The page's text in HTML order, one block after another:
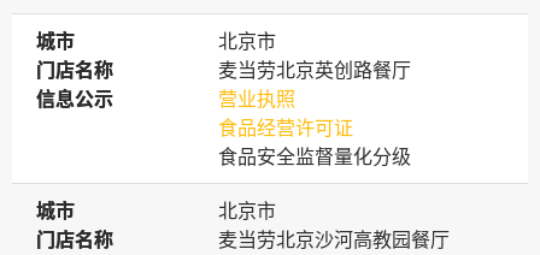
城市
城市
北京市
门店名称
门店名称
麦当劳北京英创路餐厅
信息公示
信息公示
营业执照
食品经营许可证
食品安全监督量化分级
城市
城市
北京市
门店名称
门店名称
麦当劳北京沙河高教园餐厅